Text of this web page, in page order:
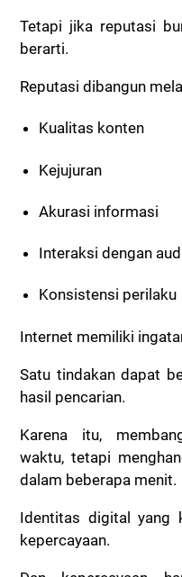
Tetapi jika reputasi
berarti.
Reputasi dibangun
Kualitas konten
Kejujuran
Akurasi informasi
Interaksi dengan
Konsistensi perilaku
Internet memiliki
Satu tindakan dapat
hasil pencarian.
Karena itu,
waktu, tetapi
dalam beberapa menit.
Identitas digital yang
kepercayaan.